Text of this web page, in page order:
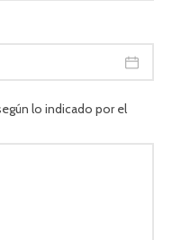
lo indicado por el